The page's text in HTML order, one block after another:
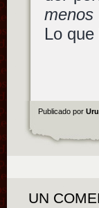
Lo
Publicado por
UN